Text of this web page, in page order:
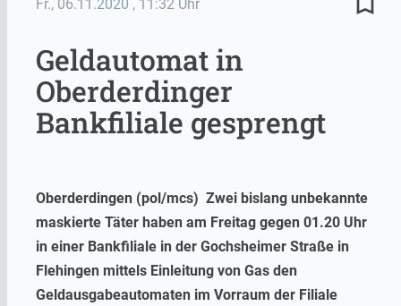
Fr., 06.11.2020 , 11:32 Uhr
Geldautomat in
Oberderdinger
Bankfiliale gesprengt
Oberderdingen (pol/mcs) Zwei bislang unbekannte
maskierte Täter haben am Freitag gegen 01.20 Uhr
in einer Bankfiliale in der Gochsheimer Straße in
Flehingen mittels Einleitung von Gas den
Geldausgabeautomaten im Vorraum der Filiale